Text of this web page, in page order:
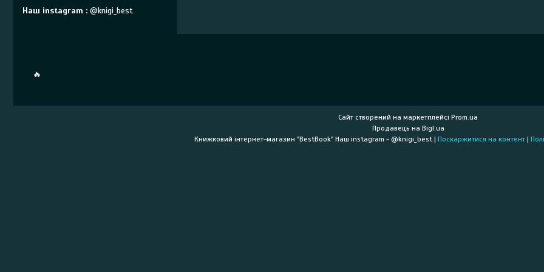
Наш instagram @knigi_best
🔥
Сайт створений на маркетплейсі Prom.ua
Продавець на Bigl.ua
Книжковий інтернет-магазин "BestBook" Наш instagram - @knigi_best | Поскаржитися на контент |